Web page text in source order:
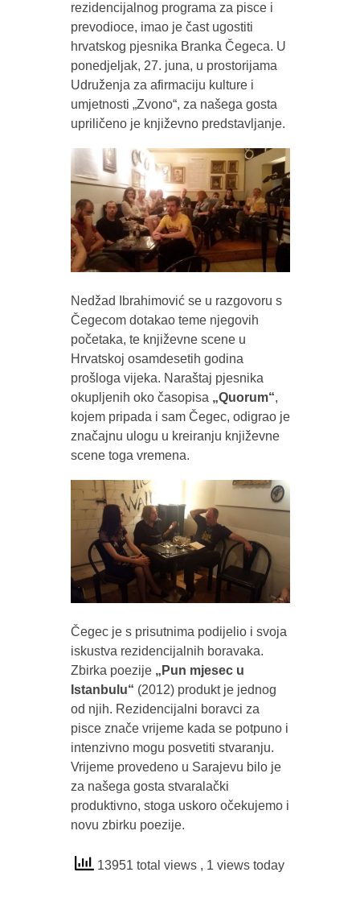
rezidencijalnog programa za pisce i
prevodioce, imao je čast ugostiti
hrvatskog pjesnika Branka Čegeca. U
ponedjeljak, 27. juna, u prostorijama
Udruženja za afirmaciju kulture i
umjetnosti „Zvono“, za našega gosta
upriličeno je književno predstavljanje.
Nedžad Ibrahimović se u razgovoru s
Čegecom dotakao teme njegovih
početaka, te književne scene u
Hrvatskoj osamdesetih godina
prošloga vijeka. Naraštaj pjesnika
okupljenih oko časopisa „Quorum“,
kojem pripada i sam Čegec, odigrao je
značajnu ulogu u kreiranju književne
scene toga vremena.
Čegec je s prisutnima podijelio i svoja
iskustva rezidencijalnih boravaka.
Zbirka poezije „Pun mjesec u
Istanbulu“ (2012) produkt je jednog
od njih. Rezidencijalni boravci za
pisce znače vrijeme kada se potpuno i
intenzivno mogu posvetiti stvaranju.
Vrijeme provedeno u Sarajevu bilo je
za našega gosta stvaralački
produktivno, stoga uskoro očekujemo i
novu zbirku poezije.
13951 total views , 1 views today